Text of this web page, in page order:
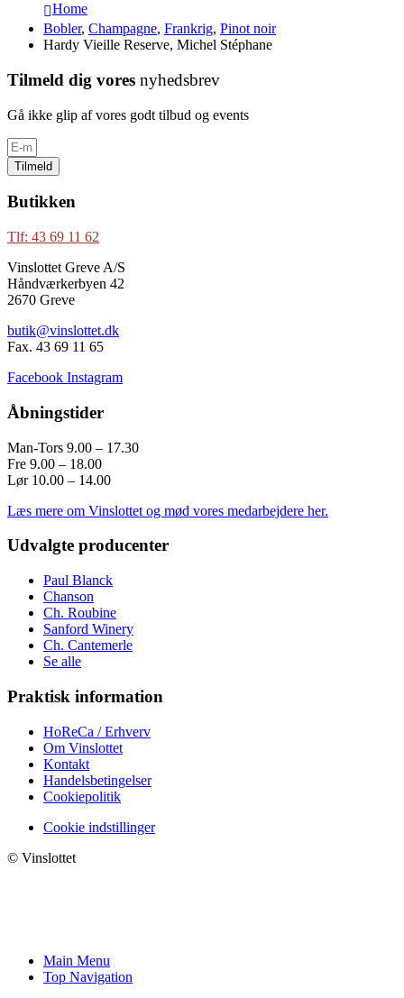
Home
Bobler, Champagne, Frankrig, Pinot noir
Hardy Vieille Reserve, Michel Stéphane
Tilmeld dig vores nyhedsbrev
Gå ikke glip af vores godt tilbud og events
Tilmeld
Butikken
Tlf: 43 69 11 62
Vinslottet Greve A/S
Håndværkerbyen 42
2670 Greve
butik@vinslottet.dk
Fax. 43 69 11 65
Facebook Instagram
Åbningstider
Man-Tors 9.00 – 17.30
Fre 9.00 – 18.00
Lør 10.00 – 14.00
Læs mere om Vinslottet og mød vores medarbejdere her.
Udvalgte producenter
Paul Blanck
Chanson
Ch. Roubine
Sanford Winery
Ch. Cantemerle
Se alle
Praktisk information
HoReCa / Erhverv
Om Vinslottet
Kontakt
Handelsbetingelser
Cookiepolitik
Cookie indstillinger
© Vinslottet
Main Menu
Top Navigation